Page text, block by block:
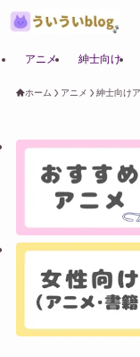
アニメ 紳士向け
ホーム アニメ 紳士向け